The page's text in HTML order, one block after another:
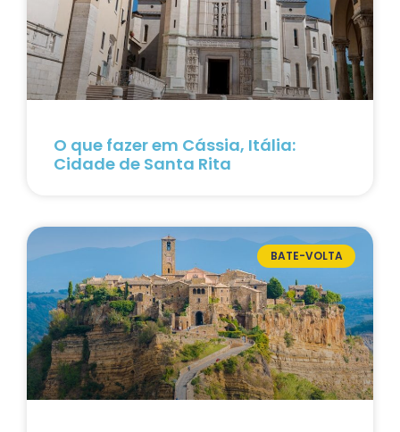
O que fazer em Cássia, Itália:
Cidade de Santa Rita
BATE-VOLTA